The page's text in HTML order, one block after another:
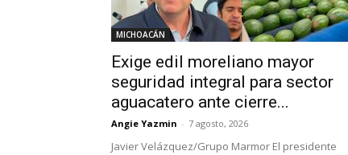
MICHOACÁN
Exige edil moreliano mayor
seguridad integral para sector
aguacatero ante cierre...
Angie Yazmin - 7 agosto, 2026
Javier Velázquez/Grupo Marmor El presidente